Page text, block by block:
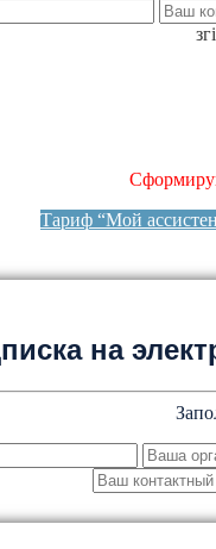
Тариф “Мой
на